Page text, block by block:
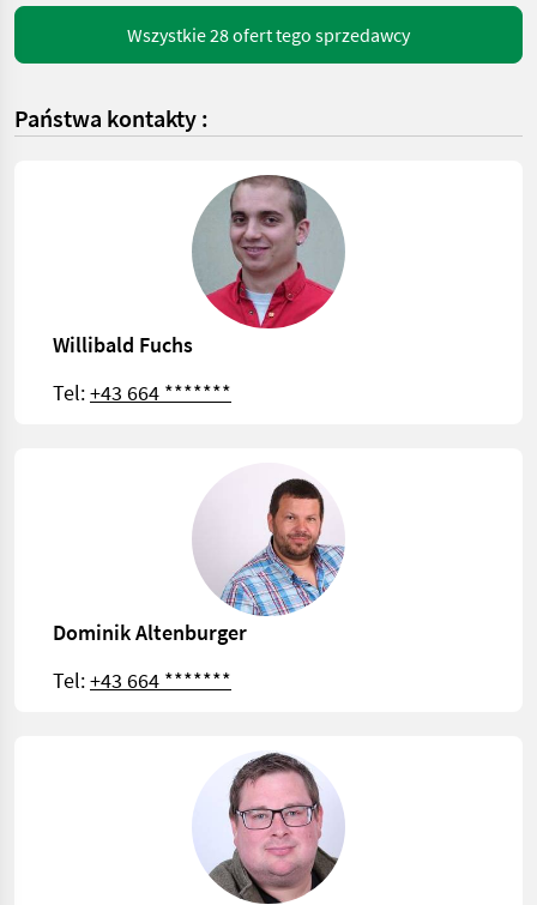
Wszystkie 28 ofert tego sprzedawcy
Państwa kontakty :
Willibald Fuchs
Tel:+43 664 *******
Dominik Altenburger
Tel:+43 664 *******